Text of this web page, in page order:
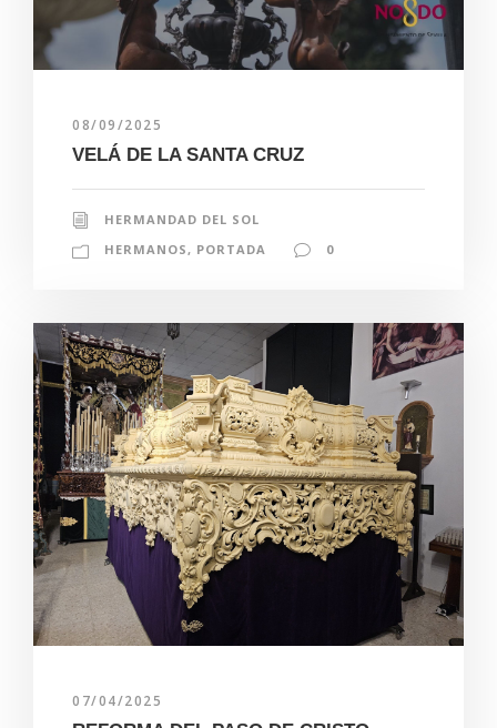
08/09/2025
VELÁ DE LA SANTA CRUZ
HERMANDAD DEL SOL
HERMANOS , PORTADA 0
07/04/2025